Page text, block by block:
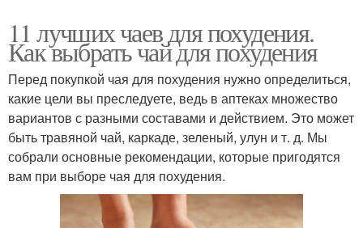
11 лучших чаев для похудения.
Как выбрать чай для похудения
Перед покупкой чая для похудения нужно определиться,
какие цели вы преследуете, ведь в аптеках множество
вариантов с разными составами и действием. Это может
быть травяной чай, каркаде, зеленый, улун и т. д. Мы
собрали основные рекомендации, которые пригодятся
вам при выборе чая для похудения.